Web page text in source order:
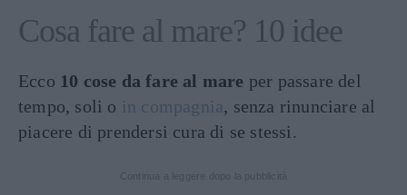
Cosa fare al mare? 10 idee
Ecco 10 cose da fare al mare per passare del
tempo, soli o in compagnia, senza rinunciare al
piacere di prendersi cura di se stessi.